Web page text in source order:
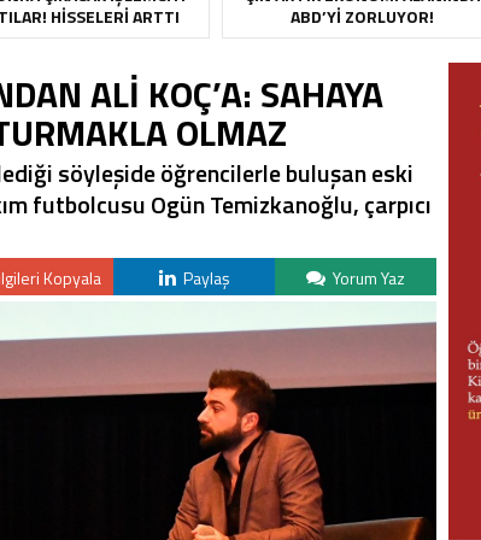
HISSELERI ARTTI
ABD’YI ZORLUYOR!
ALİ KOÇ’A: SAHAYA
OLMAZ
söyleşide öğrencilerle buluşan eski
futbolcusu Ogün Temizkanoğlu, çarpıcı
Kopyala Paylaş Yorum Yaz